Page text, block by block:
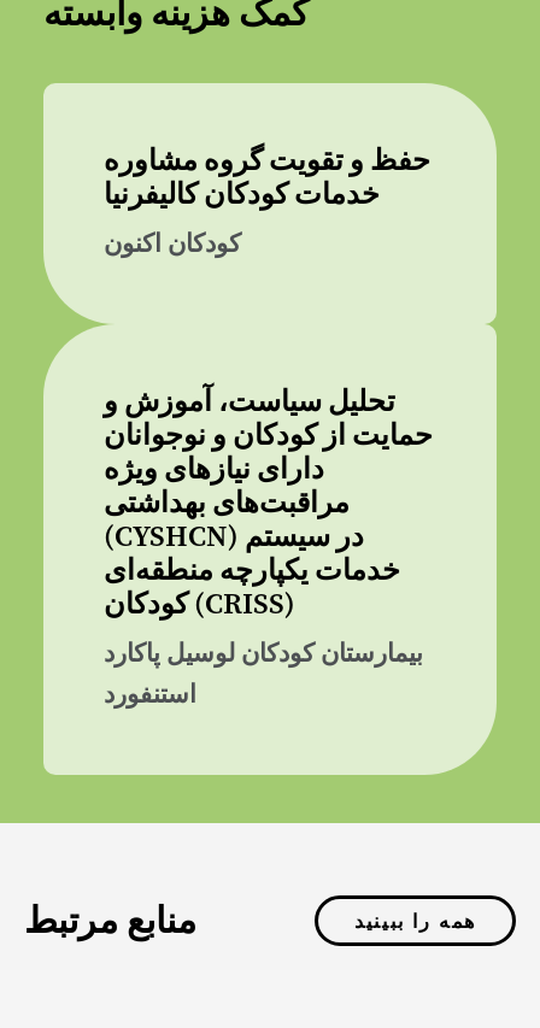
کمک هزینه وابسته
حفظ و تقویت گروه مشاوره
خدمات کودکان کالیفرنیا
کودکان اکنون
تحلیل سیاست، آموزش و
حمایت از کودکان و نوجوانان
دارای نیازهای ویژه
مراقبت‌های بهداشتی
(CYSHCN) در سیستم
خدمات یکپارچه منطقه‌ای
کودکان (CRISS)
بیمارستان کودکان لوسیل پاکارد
استنفورد
منابع مرتبط همه را ببینید